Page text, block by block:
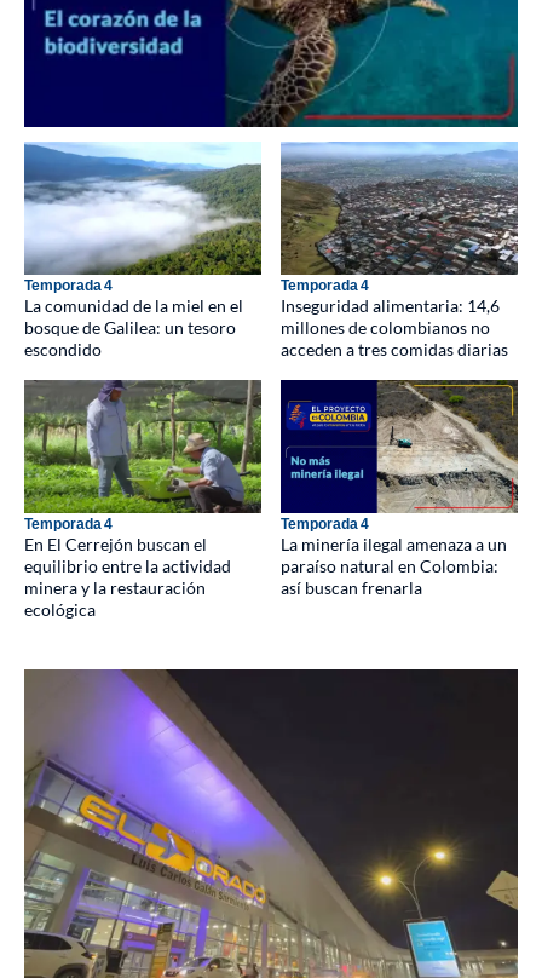
12:57
La comunidad de la miel en el bosque
de Galilea: un tesoro escondido
Temporada 4
Inseguridad alimentaria: 14,6
millones colombianos no acceden a
las tres comidas diarias
Temporada 4
La industria de la moda es la segunda
más contaminante, después de la
Temporada 4
natural que se extiende por 187.400
kilómetros cuadrados
Temporada 4
La comunidad de la miel en el
bosque de Galilea: un tesoro
escondido
Temporada 4
Inseguridad alimentaria: 14,6
millones de colombianos no
acceden a tres comidas diarias
Temporada 4
En El Cerrejón buscan el
equilibrio entre la actividad
minera y la restauración
ecológica
Temporada 4
La minería ilegal amenaza a un
paraíso natural en Colombia:
así buscan frenarla